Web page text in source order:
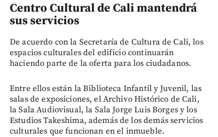
Centro Cultural de Cali mantendrá
sus servicios
De acuerdo con la Secretaría de Cultura de Cali, los
espacios culturales del edificio continuarán
haciendo parte de la oferta para los ciudadanos.
Entre ellos están la Biblioteca Infantil y Juvenil, las
salas de exposiciones, el Archivo Histórico de Cali,
la Sala Audiovisual, la Sala Jorge Luis Borges y los
Estudios Takeshima, además de los demás servicios
culturales que funcionan en el inmueble.